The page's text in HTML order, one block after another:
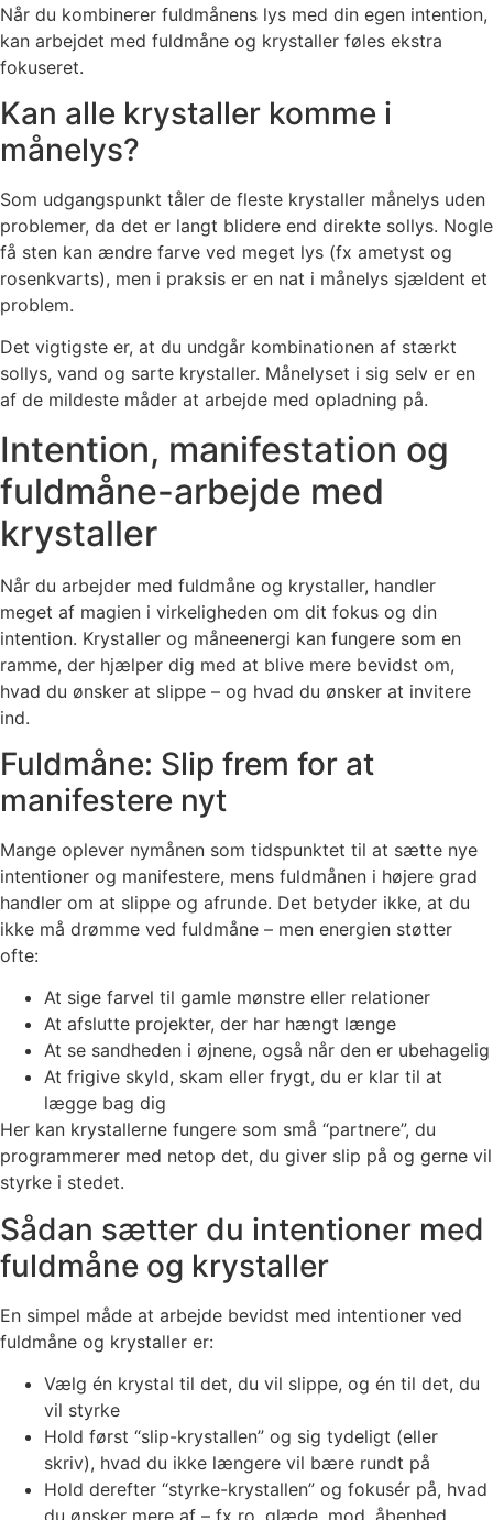
Når du kombinerer fuldmånens lys med din egen intention,
kan arbejdet med fuldmåne og krystaller føles ekstra
fokuseret.
Kan alle krystaller komme i
månelys?
Som udgangspunkt tåler de fleste krystaller månelys uden
problemer, da det er langt blidere end direkte sollys. Nogle
få sten kan ændre farve ved meget lys (fx ametyst og
rosenkvarts), men i praksis er en nat i månelys sjældent et
problem.
Det vigtigste er, at du undgår kombinationen af stærkt
sollys, vand og sarte krystaller. Månelyset i sig selv er en
af de mildeste måder at arbejde med opladning på.
Intention, manifestation og
fuldmåne-arbejde med
krystaller
Når du arbejder med fuldmåne og krystaller, handler
meget af magien i virkeligheden om dit fokus og din
intention. Krystaller og måneenergi kan fungere som en
ramme, der hjælper dig med at blive mere bevidst om,
hvad du ønsker at slippe – og hvad du ønsker at invitere
ind.
Fuldmåne: Slip frem for at
manifestere nyt
Mange oplever nymånen som tidspunktet til at sætte nye
intentioner og manifestere, mens fuldmånen i højere grad
handler om at slippe og afrunde. Det betyder ikke, at du
ikke må drømme ved fuldmåne – men energien støtter
ofte:
At sige farvel til gamle mønstre eller relationer
At afslutte projekter, der har hængt længe
At se sandheden i øjnene, også når den er ubehagelig
At frigive skyld, skam eller frygt, du er klar til at
lægge bag dig
Her kan krystallerne fungere som små “partnere”, du
programmerer med netop det, du giver slip på og gerne vil
styrke i stedet.
Sådan sætter du intentioner med
fuldmåne og krystaller
En simpel måde at arbejde bevidst med intentioner ved
fuldmåne og krystaller er:
Vælg én krystal til det, du vil slippe, og én til det, du
vil styrke
Hold først “slip-krystallen” og sig tydeligt (eller
skriv), hvad du ikke længere vil bære rundt på
Hold derefter “styrke-krystallen” og fokusér på, hvad